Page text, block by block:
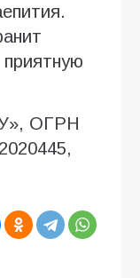
ОГРН